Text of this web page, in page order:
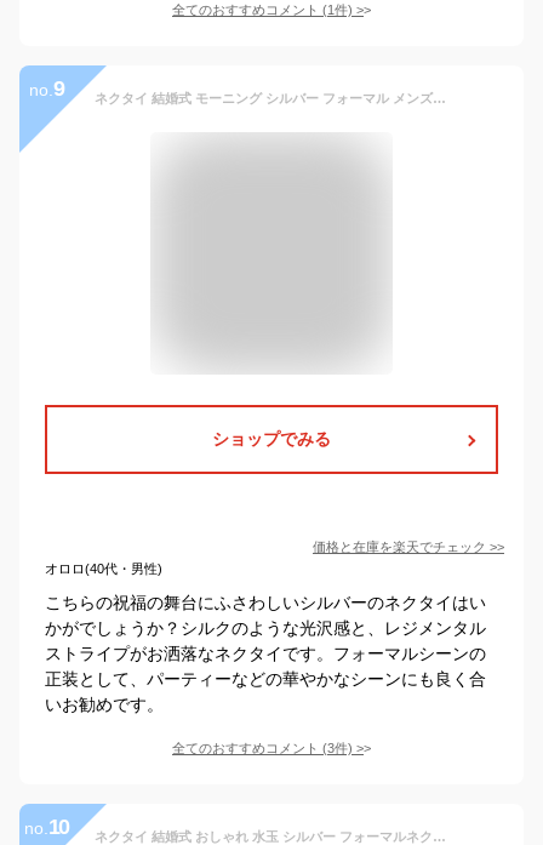
全てのおすすめコメント (1件) >
no. 9 ネクタイ 結婚式 モーニング シルバー フォーマル メンズ 親族 紳士 ウォッシャブルネクタイ 洗える ストライプ 結婚式 高級感 二次会 ラメ パーティー 新郎 小物 父親 出席者ストライプ ピンク プレゼント ギフト スーツ ジャケット ウェディング メール便送料無料[M便 1/3]
ショップでみる
価格と在庫を楽天でチェック >>
オロロ(40代・男性)
こちらの祝福の舞台にふさわしいシルバーのネクタイはい
かがでしょうか？シルクのような光沢感と、レジメンタル
ストライプがお洒落なネクタイです。フォーマルシーンの
正装として、パーティーなどの華やかなシーンにも良く合
いお勧めです。
全てのおすすめコメント (3件) >
no. 10 ネクタイ 結婚式 おしゃれ 水玉 シルバー フォーマルネクタイ ドット シルバーグレー系 朱子ネクタイ 披露宴 パーティー ギフト プレゼント 入学式 卒業式 成人式 昇進祝い クリスマス バレンタイン 西陣織 送料無料